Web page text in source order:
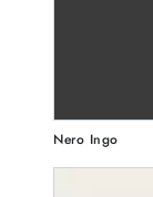
Nero Ingo